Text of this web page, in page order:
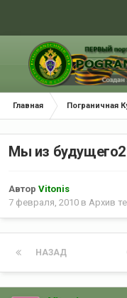
Главная Пограничная
Мы из будущего2
Автор Vitonis
7 февраля, 2010 в Архив
НАЗАД